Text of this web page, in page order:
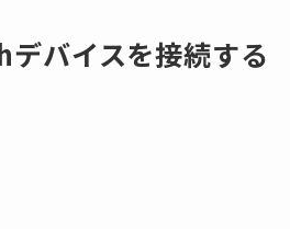
バイスを接続する